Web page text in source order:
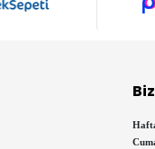
sağlığını
kafes çeşitleri ile tanışın!